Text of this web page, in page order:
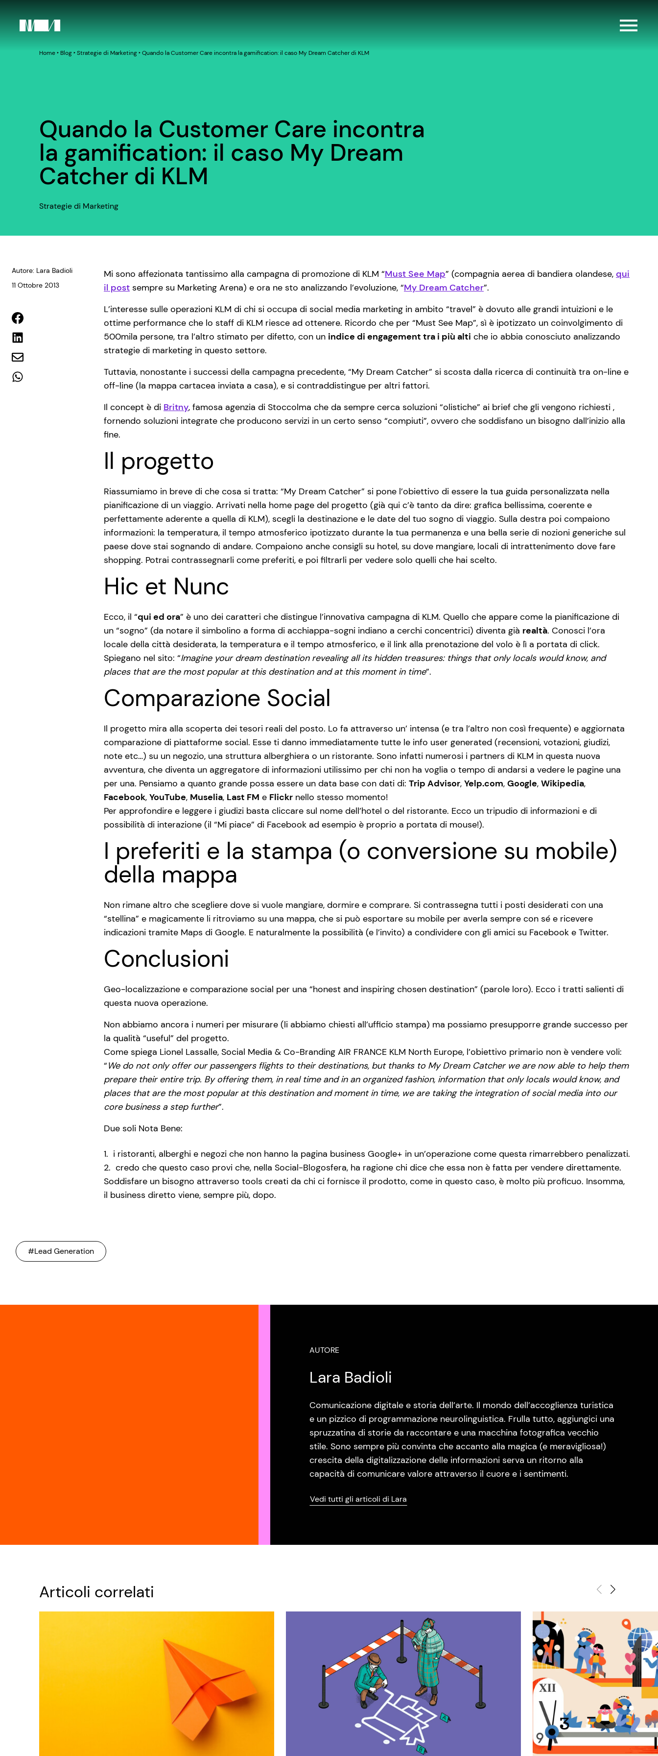
Home‣ Blog‣Strategie di Marketing‣Quando la Customer Care incontra la gamification: il caso My Dream Catcher di KLM
Quando la Customer Care incontra
la gamification: il caso My Dream
Catcher di KLM
Strategie di Marketing
Autore: Lara Badioli
11 Ottobre 2013
Mi sono affezionata tantissimo alla campagna di promozione di KLM “Must See Map” (compagnia aerea di bandiera olandese, qui
il post sempre su Marketing Arena) e ora ne sto analizzando l’evoluzione, “My Dream Catcher”.
L’interesse sulle operazioni KLM di chi si occupa di social media marketing in ambito “travel” è dovuto alle grandi intuizioni e le
ottime performance che lo staff di KLM riesce ad ottenere. Ricordo che per “Must See Map”, sì è ipotizzato un coinvolgimento di
500mila persone, tra l’altro stimato per difetto, con un indice di engagement tra i più alti che io abbia conosciuto analizzando
strategie di marketing in questo settore.
Tuttavia, nonostante i successi della campagna precedente, “My Dream Catcher” si scosta dalla ricerca di continuità tra on-line e
off-line (la mappa cartacea inviata a casa), e si contraddistingue per altri fattori.
Il concept è di Britny, famosa agenzia di Stoccolma che da sempre cerca soluzioni “olistiche” ai brief che gli vengono richiesti ,
fornendo soluzioni integrate che producono servizi in un certo senso “compiuti”, ovvero che soddisfano un bisogno dall’inizio alla
fine.
Il progetto
Riassumiamo in breve di che cosa si tratta: “My Dream Catcher” si pone l’obiettivo di essere la tua guida personalizzata nella
pianificazione di un viaggio. Arrivati nella home page del progetto (già qui c’è tanto da dire: grafica bellissima, coerente e
perfettamente aderente a quella di KLM), scegli la destinazione e le date del tuo sogno di viaggio. Sulla destra poi compaiono
informazioni: la temperatura, il tempo atmosferico ipotizzato durante la tua permanenza e una bella serie di nozioni generiche sul
paese dove stai sognando di andare. Compaiono anche consigli su hotel, su dove mangiare, locali di intrattenimento dove fare
shopping. Potrai contrassegnarli come preferiti, e poi filtrarli per vedere solo quelli che hai scelto.
Hic et Nunc
Ecco, il “qui ed ora” è uno dei caratteri che distingue l’innovativa campagna di KLM. Quello che appare come la pianificazione di
un “sogno” (da notare il simbolino a forma di acchiappa-sogni indiano a cerchi concentrici) diventa già realtà. Conosci l’ora
locale della città desiderata, la temperatura e il tempo atmosferico, e il link alla prenotazione del volo è lì a portata di click.
Spiegano nel sito: “Imagine your dream destination revealing all its hidden treasures: things that only locals would know, and
places that are the most popular at this destination and at this moment in time”.
Comparazione Social
Il progetto mira alla scoperta dei tesori reali del posto. Lo fa attraverso un’ intensa (e tra l’altro non così frequente) e aggiornata
comparazione di piattaforme social. Esse ti danno immediatamente tutte le info user generated (recensioni, votazioni, giudizi,
note etc…) su un negozio, una struttura alberghiera o un ristorante. Sono infatti numerosi i partners di KLM in questa nuova
avventura, che diventa un aggregatore di informazioni utilissimo per chi non ha voglia o tempo di andarsi a vedere le pagine una
per una. Pensiamo a quanto grande possa essere un data base con dati di: Trip Advisor, Yelp.com, Google, Wikipedia,
Facebook, YouTube, Muselia, Last FM e Flickr nello stesso momento!
Per approfondire e leggere i giudizi basta cliccare sul nome dell’hotel o del ristorante. Ecco un tripudio di informazioni e di
possibilità di interazione (il “Mi piace” di Facebook ad esempio è proprio a portata di mouse!).
I preferiti e la stampa (o conversione su mobile)
della mappa
Non rimane altro che scegliere dove si vuole mangiare, dormire e comprare. Si contrassegna tutti i posti desiderati con una
“stellina” e magicamente li ritroviamo su una mappa, che si può esportare su mobile per averla sempre con sé e ricevere
indicazioni tramite Maps di Google. E naturalmente la possibilità (e l’invito) a condividere con gli amici su Facebook e Twitter.
Conclusioni
Geo-localizzazione e comparazione social per una “honest and inspiring chosen destination” (parole loro). Ecco i tratti salienti di
questa nuova operazione.
Non abbiamo ancora i numeri per misurare (li abbiamo chiesti all’ufficio stampa) ma possiamo presupporre grande successo per
la qualità “useful” del progetto.
Come spiega Lionel Lassalle, Social Media & Co-Branding AIR FRANCE KLM North Europe, l’obiettivo primario non è vendere voli:
“We do not only offer our passengers flights to their destinations, but thanks to My Dream Catcher we are now able to help them
prepare their entire trip. By offering them, in real time and in an organized fashion, information that only locals would know, and
places that are the most popular at this destination and moment in time, we are taking the integration of social media into our
core business a step further”.
Due soli Nota Bene:
i ristoranti, alberghi e negozi che non hanno la pagina business Google+ in un’operazione come questa rimarrebbero penalizzati.
credo che questo caso provi che, nella Social-Blogosfera, ha ragione chi dice che essa non è fatta per vendere direttamente.
Soddisfare un bisogno attraverso tools creati da chi ci fornisce il prodotto, come in questo caso, è molto più proficuo. Insomma,
il business diretto viene, sempre più, dopo.
#Lead Generation
AUTORE
Lara Badioli
Comunicazione digitale e storia dell’arte. Il mondo dell’accoglienza turistica
e un pizzico di programmazione neurolinguistica. Frulla tutto, aggiungici una
spruzzatina di storie da raccontare e una macchina fotografica vecchio
stile. Sono sempre più convinta che accanto alla magica (e meravigliosa!)
crescita della digitalizzazione delle informazioni serva un ritorno alla
capacità di comunicare valore attraverso il cuore e i sentimenti.
Vedi tutti gli articoli di Lara
Articoli correlati